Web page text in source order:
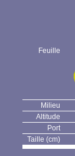
Feuille
Milieu
Altitude
Port
Taille (cm)